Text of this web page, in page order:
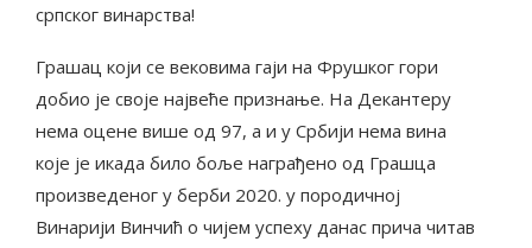
српског винарства!
Грашац који се вековима гаји на Фрушког гори
добио је своје највеће признање. На Декантеру
нема оцене више од 97, а и у Србији нема вина
које је икада било боље награђено од Грашца
произведеног у берби 2020. у породичној
Винарији Винчић о чијем успеху данас прича читав